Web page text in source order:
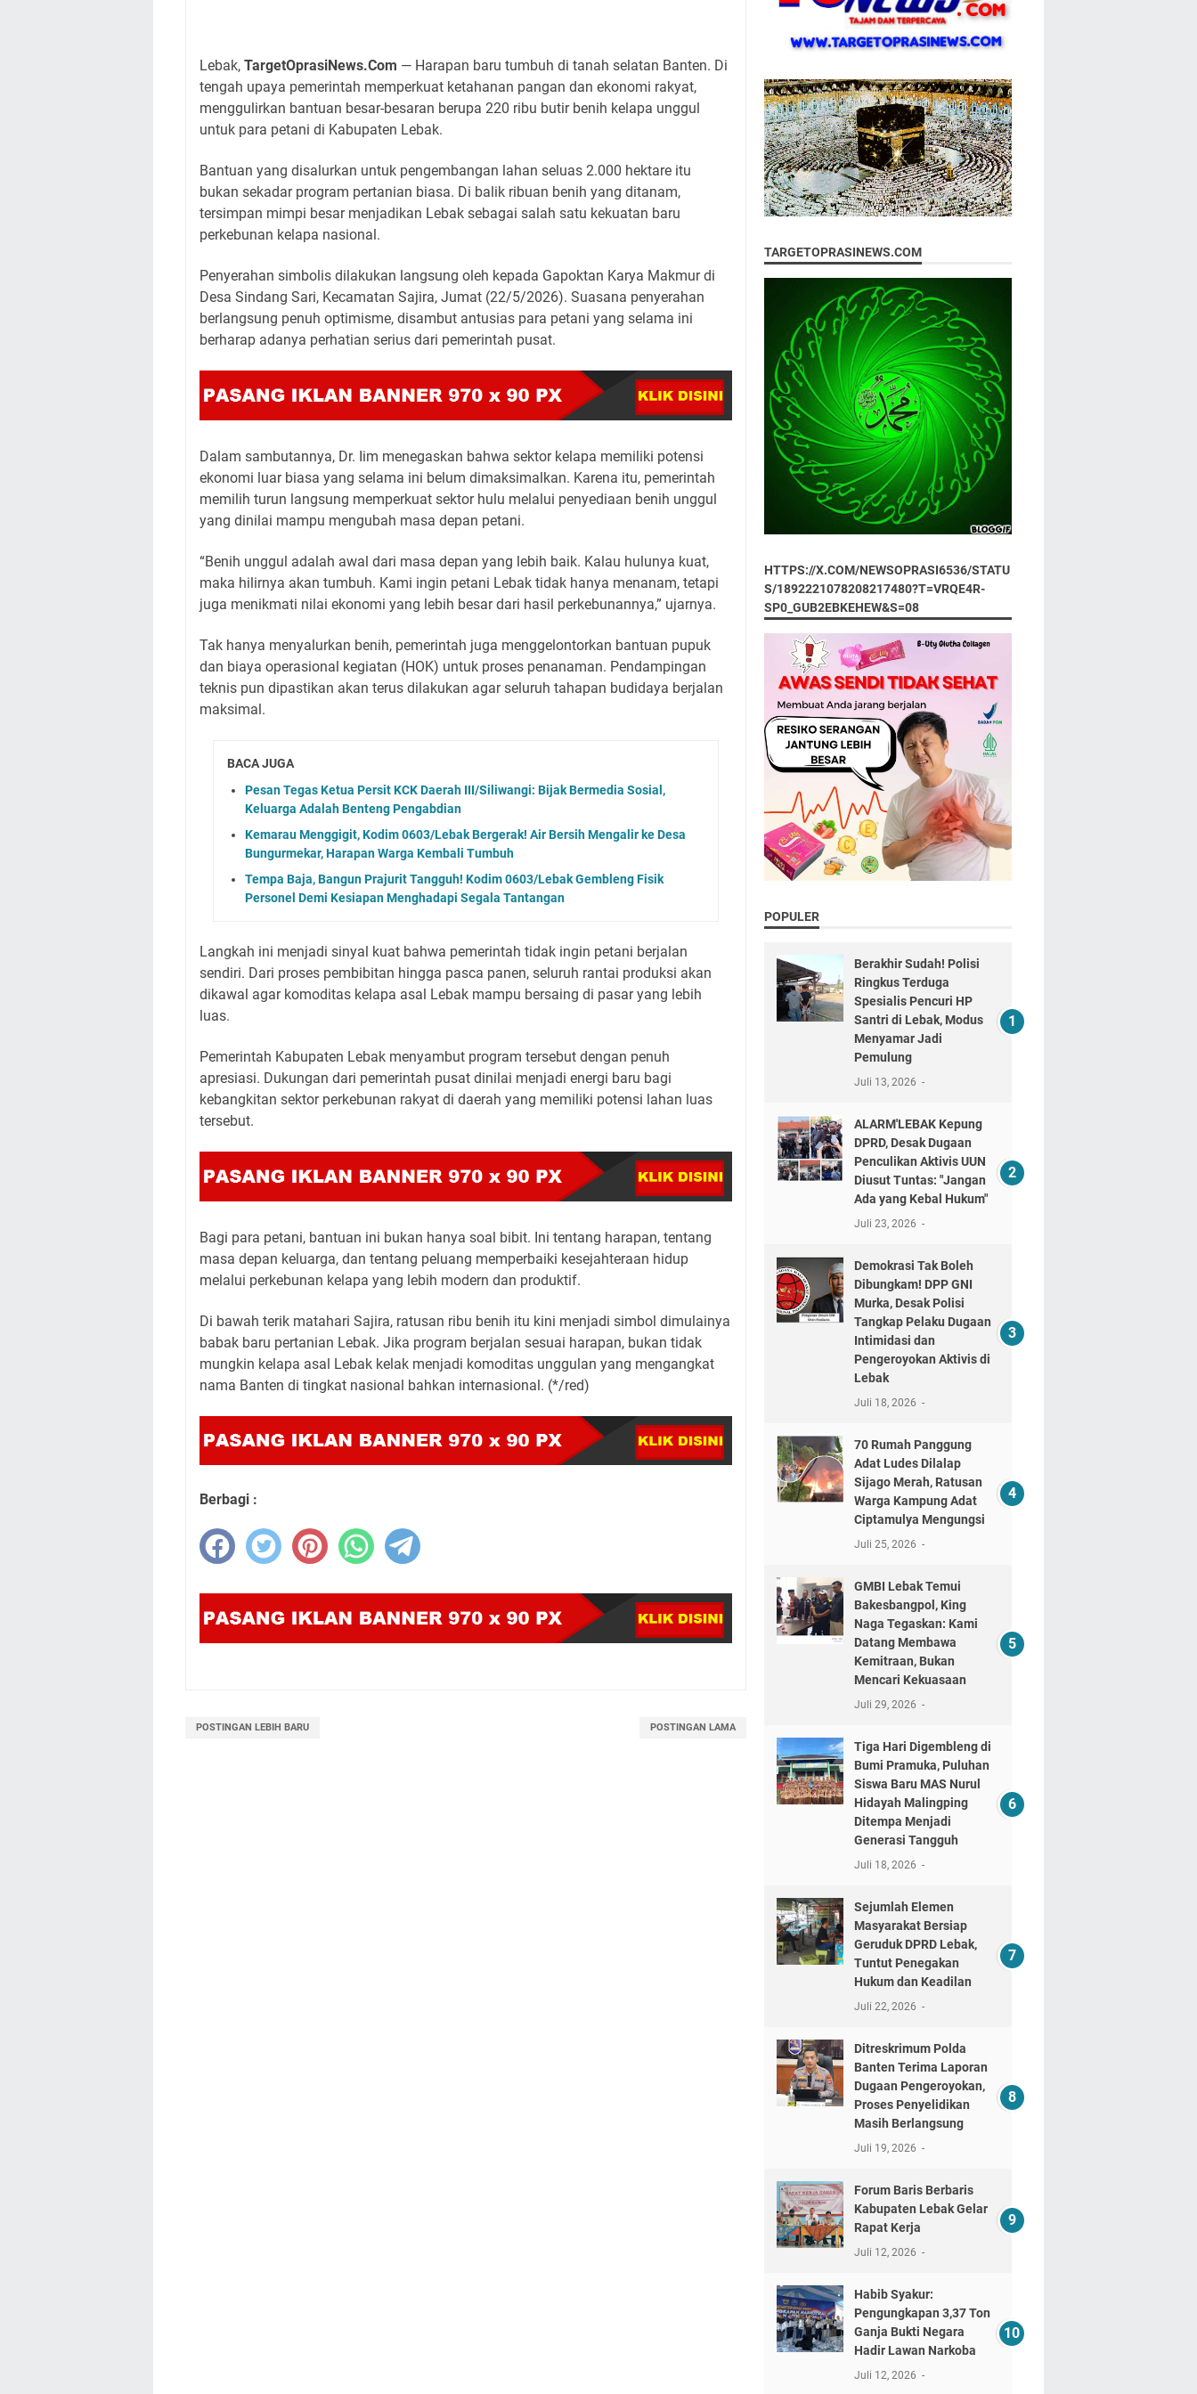
Lebak, TargetOprasiNews.Com — Harapan baru tumbuh di tanah selatan Banten. Di
tengah upaya pemerintah memperkuat ketahanan pangan dan ekonomi rakyat,
menggulirkan bantuan besar-besaran berupa 220 ribu butir benih kelapa unggul
untuk para petani di Kabupaten Lebak.
Bantuan yang disalurkan untuk pengembangan lahan seluas 2.000 hektare itu
bukan sekadar program pertanian biasa. Di balik ribuan benih yang ditanam,
tersimpan mimpi besar menjadikan Lebak sebagai salah satu kekuatan baru
perkebunan kelapa nasional.
Penyerahan simbolis dilakukan langsung oleh kepada Gapoktan Karya Makmur di
Desa Sindang Sari, Kecamatan Sajira, Jumat (22/5/2026). Suasana penyerahan
berlangsung penuh optimisme, disambut antusias para petani yang selama ini
berharap adanya perhatian serius dari pemerintah pusat.
Dalam sambutannya, Dr. Iim menegaskan bahwa sektor kelapa memiliki potensi
ekonomi luar biasa yang selama ini belum dimaksimalkan. Karena itu, pemerintah
memilih turun langsung memperkuat sektor hulu melalui penyediaan benih unggul
yang dinilai mampu mengubah masa depan petani.
“Benih unggul adalah awal dari masa depan yang lebih baik. Kalau hulunya kuat,
maka hilirnya akan tumbuh. Kami ingin petani Lebak tidak hanya menanam, tetapi
juga menikmati nilai ekonomi yang lebih besar dari hasil perkebunannya,” ujarnya.
Tak hanya menyalurkan benih, pemerintah juga menggelontorkan bantuan pupuk
dan biaya operasional kegiatan (HOK) untuk proses penanaman. Pendampingan
teknis pun dipastikan akan terus dilakukan agar seluruh tahapan budidaya berjalan
maksimal.
BACA JUGA
Pesan Tegas Ketua Persit KCK Daerah III/Siliwangi: Bijak Bermedia Sosial,
Keluarga Adalah Benteng Pengabdian
Kemarau Menggigit, Kodim 0603/Lebak Bergerak! Air Bersih Mengalir ke Desa
Bungurmekar, Harapan Warga Kembali Tumbuh
Tempa Baja, Bangun Prajurit Tangguh! Kodim 0603/Lebak Gembleng Fisik
Personel Demi Kesiapan Menghadapi Segala Tantangan
Langkah ini menjadi sinyal kuat bahwa pemerintah tidak ingin petani berjalan
sendiri. Dari proses pembibitan hingga pasca panen, seluruh rantai produksi akan
dikawal agar komoditas kelapa asal Lebak mampu bersaing di pasar yang lebih
luas.
Pemerintah Kabupaten Lebak menyambut program tersebut dengan penuh
apresiasi. Dukungan dari pemerintah pusat dinilai menjadi energi baru bagi
kebangkitan sektor perkebunan rakyat di daerah yang memiliki potensi lahan luas
tersebut.
Bagi para petani, bantuan ini bukan hanya soal bibit. Ini tentang harapan, tentang
masa depan keluarga, dan tentang peluang memperbaiki kesejahteraan hidup
melalui perkebunan kelapa yang lebih modern dan produktif.
Di bawah terik matahari Sajira, ratusan ribu benih itu kini menjadi simbol dimulainya
babak baru pertanian Lebak. Jika program berjalan sesuai harapan, bukan tidak
mungkin kelapa asal Lebak kelak menjadi komoditas unggulan yang mengangkat
nama Banten di tingkat nasional bahkan internasional. (*/red)
Berbagi :
POSTINGAN LEBIH BARU POSTINGAN LAMA
TARGETOPRASINEWS.COM
HTTPS://X.COM/NEWSOPRASI6536/STATU
S/1892221078208217480?T=VRQE4R-
SP0_GUB2EBKEHEW&S=08
POPULER
Berakhir Sudah! Polisi
Ringkus Terduga
Spesialis Pencuri HP
Santri di Lebak, Modus
Menyamar Jadi
Pemulung
Juli 13, 2026
ALARM'LEBAK Kepung
DPRD, Desak Dugaan
Penculikan Aktivis UUN
Diusut Tuntas: "Jangan
Ada yang Kebal Hukum"
Juli 23, 2026
Demokrasi Tak Boleh
Dibungkam! DPP GNI
Murka, Desak Polisi
Tangkap Pelaku Dugaan
Intimidasi dan
Pengeroyokan Aktivis di
Lebak
Juli 18, 2026
70 Rumah Panggung
Adat Ludes Dilalap
Sijago Merah, Ratusan
Warga Kampung Adat
Ciptamulya Mengungsi
Juli 25, 2026
GMBI Lebak Temui
Bakesbangpol, King
Naga Tegaskan: Kami
Datang Membawa
Kemitraan, Bukan
Mencari Kekuasaan
Juli 29, 2026
Tiga Hari Digembleng di
Bumi Pramuka, Puluhan
Siswa Baru MAS Nurul
Hidayah Malingping
Ditempa Menjadi
Generasi Tangguh
Juli 18, 2026
Sejumlah Elemen
Masyarakat Bersiap
Geruduk DPRD Lebak,
Tuntut Penegakan
Hukum dan Keadilan
Juli 22, 2026
Ditreskrimum Polda
Banten Terima Laporan
Dugaan Pengeroyokan,
Proses Penyelidikan
Masih Berlangsung
Juli 19, 2026
Forum Baris Berbaris
Kabupaten Lebak Gelar
Rapat Kerja
Juli 12, 2026
​Habib Syakur:
Pengungkapan 3,37 Ton
Ganja Bukti Negara
Hadir Lawan Narkoba
Juli 12, 2026